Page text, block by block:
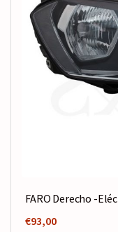
FARO Derecho -
€93,00